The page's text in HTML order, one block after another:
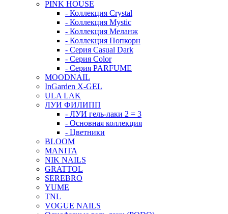
PINK HOUSE
- Коллекция Crystal
- Коллекция Mystic
- Коллекция Меланж
- Коллекция Попкорн
- Серия Casual Dark
- Серия Color
- Серия PARFUME
MOODNAIL
InGarden X-GEL
ULA LAK
ЛУИ ФИЛИПП
- ЛУИ гель-лаки 2 = 3
- Основная коллекция
- Цветники
BLOOM
MANITA
NIK NAILS
GRATTOL
SEREBRO
YUME
TNL
VOGUE NAILS